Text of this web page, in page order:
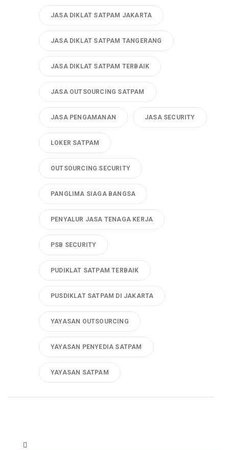
JASA DIKLAT SATPAM JAKARTA
JASA DIKLAT SATPAM TANGERANG
JASA DIKLAT SATPAM TERBAIK
JASA OUTSOURCING SATPAM
JASA PENGAMANAN JASA SECURITY
LOKER SATPAM
OUTSOURCING SECURITY
PANGLIMA SIAGA BANGSA
PENYALUR JASA TENAGA KERJA
PSB SECURITY
PUDIKLAT SATPAM TERBAIK
PUSDIKLAT SATPAM DI JAKARTA
YAYASAN OUTSOURCING
YAYASAN PENYEDIA SATPAM
YAYASAN SATPAM